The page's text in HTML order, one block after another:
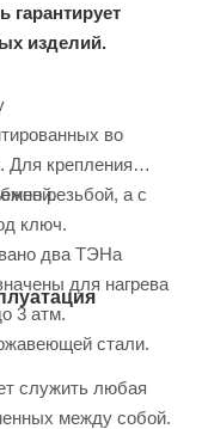
гарантирует
изделий.
во
Для крепления
резьбой, а с
ключ.
два ТЭНа
для нагрева
3 атм.
стали.
служить любая
между собой.